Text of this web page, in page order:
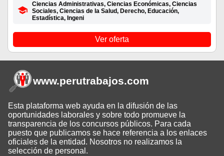
Ciencias Administrativas, Ciencias Económicas, Ciencias
Sociales, Ciencias de la Salud, Derecho, Educación,
Estadística, Ingeni
Ver oferta
www.perutrabajos.com
Esta plataforma web ayuda en la difusión de las
oportunidades laborales y sobre todo promueve la
transparencia de los concursos públicos. Para cada
puesto que publicamos se hace referencia a los enlaces
oficiales de la entidad. Nosotros no realizamos la
selección de personal.